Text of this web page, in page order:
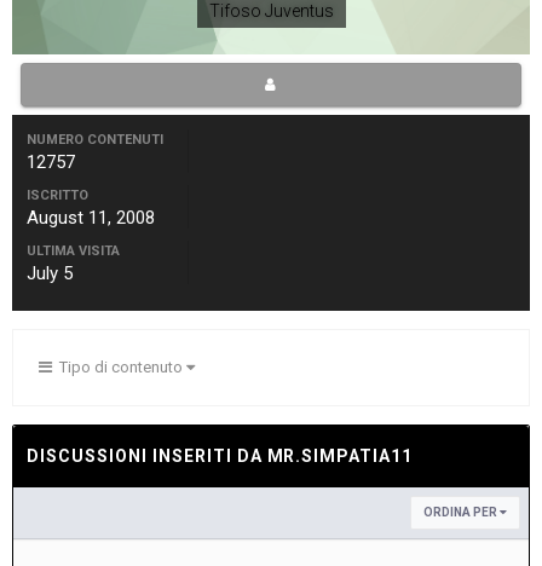
Tifoso Juventus
NUMERO CONTENUTI
12757
ISCRITTO
August 11, 2008
ULTIMA VISITA
July 5
Tipo di contenuto
DISCUSSIONI INSERITI DA MR.SIMPATIA11
ORDINA PER